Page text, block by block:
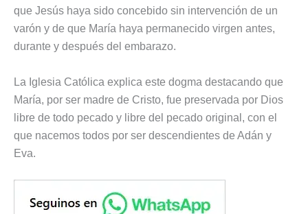
que Jesús haya sido concebido sin intervención de un
varón y de que María haya permanecido virgen antes,
durante y después del embarazo.
La Iglesia Católica explica este dogma destacando que
María, por ser madre de Cristo, fue preservada por Dios
libre de todo pecado y libre del pecado original, con el
que nacemos todos por ser descendientes de Adán y
Eva.